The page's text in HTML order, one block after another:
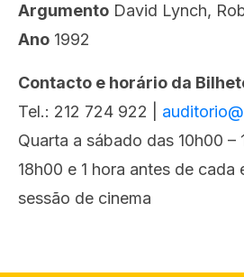
Argumento David Lynch,
Ano 1992
Contacto e horário da
Tel.: 212 724 922 |
Quarta a sábado das 10h00 –
18h00 e 1 hora antes de cada
sessão de cinema